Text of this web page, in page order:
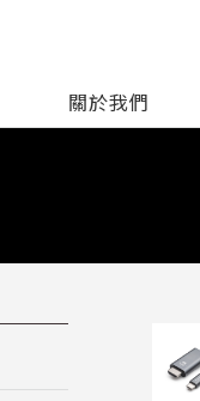
關於我們